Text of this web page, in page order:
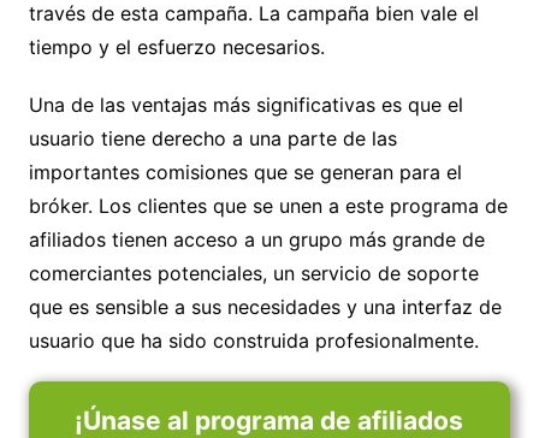
través de esta campaña. La campaña bien vale el
tiempo y el esfuerzo necesarios.
Una de las ventajas más significativas es que el
usuario tiene derecho a una parte de las
importantes comisiones que se generan para el
bróker. Los clientes que se unen a este programa de
afiliados tienen acceso a un grupo más grande de
comerciantes potenciales, un servicio de soporte
que es sensible a sus necesidades y una interfaz de
usuario que ha sido construida profesionalmente.
¡Únase al programa de afiliados